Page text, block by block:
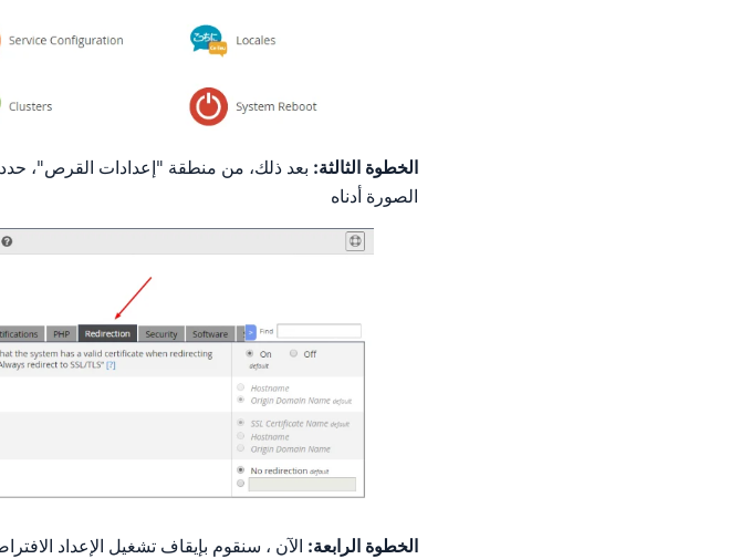
الخطوة الثالثة: بعد ذلك، من منطقة "إعدادات القرص"،
الصورة أدناه
الخطوة الرابعة: الآن ، سنقوم بإيقاف تشغيل الإعداد